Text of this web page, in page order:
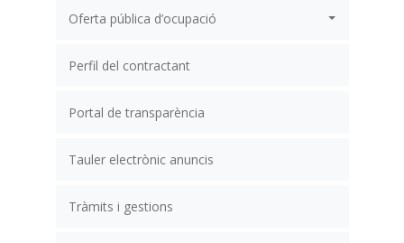
Oferta pública d’ocupació
Perfil del contractant
Portal de transparència
Tauler electrònic anuncis
Tràmits i gestions